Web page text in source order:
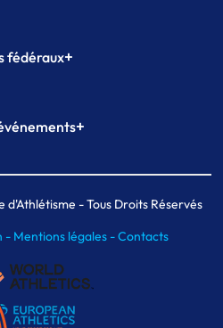
fédéraux+
Formation
+
de Paris indoor
de Paris- Tous Droits Réservés
- Mentions légales -Contacts